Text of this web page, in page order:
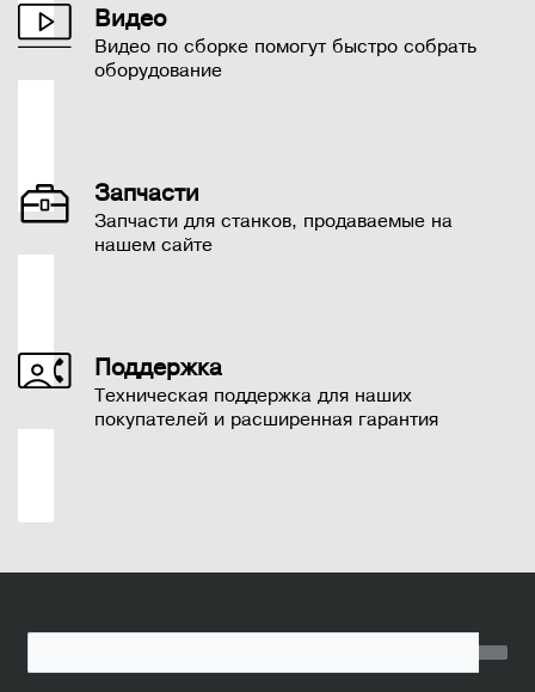
Видео
Видео по сборке помогут быстро собрать
оборудование
Запчасти
Запчасти для станков, продаваемые на
нашем сайте
Поддержка
Техническая поддержка для наших
покупателей и расширенная гарантия